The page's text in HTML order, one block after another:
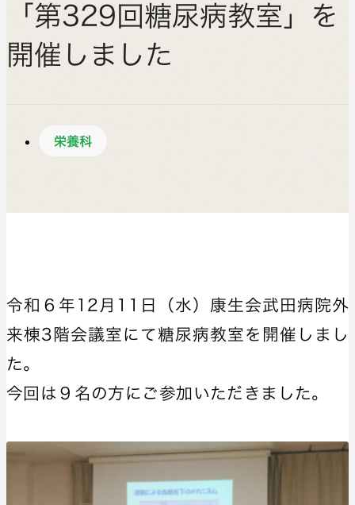
「第329回糖尿病教室」を
開催しました
栄養科
令和６年12月11日（水）康生会武田病院外
来棟3階会議室にて糖尿病教室を開催しまし
た。
今回は ９名の方 にご参加いただきました。